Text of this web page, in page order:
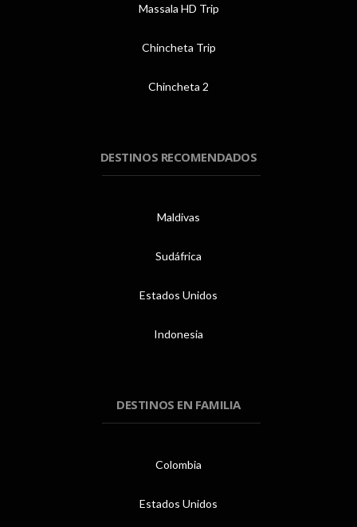
Massala HD Trip
Chincheta Trip
Chincheta 2
DESTINOS RECOMENDADOS
Maldivas
Sudáfrica
Estados Unidos
Indonesia
DESTINOS EN FAMILIA
Colombia
Estados Unidos